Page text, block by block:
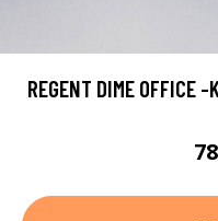
REGENT DIME OFFICE